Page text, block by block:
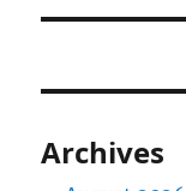
Archives